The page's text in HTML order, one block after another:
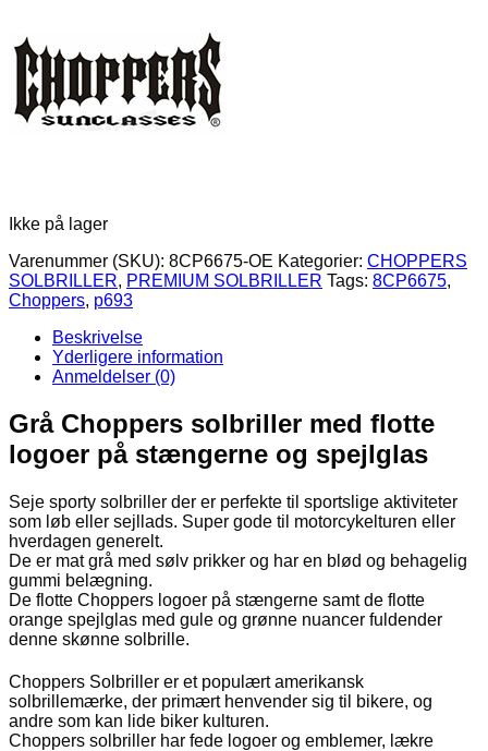
Ikke på lager
Varenummer (SKU): 8CP6675-OE Kategorier: CHOPPERS
SOLBRILLER, PREMIUM SOLBRILLER Tags: 8CP6675,
Choppers, p693
Beskrivelse
Yderligere information
Anmeldelser (0)
Grå Choppers solbriller med flotte
logoer på stængerne og spejlglas
Seje sporty solbriller der er perfekte til sportslige aktiviteter
som løb eller sejllads. Super gode til motorcykelturen eller
hverdagen generelt.
De er mat grå med sølv prikker og har en blød og behagelig
gummi belægning.
De flotte Choppers logoer på stængerne samt de flotte
orange spejlglas med gule og grønne nuancer fuldender
denne skønne solbrille.
Choppers Solbriller er et populært amerikansk
solbrillemærke, der primært henvender sig til bikere, og
andre som kan lide biker kulturen.
Choppers solbriller har fede logoer og emblemer, lækre